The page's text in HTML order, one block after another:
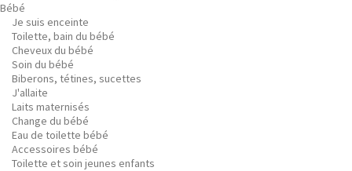
Bébé
Je suis enceinte
Toilette, bain du bébé
Cheveux du bébé
Soin du bébé
Biberons, tétines, sucettes
J'allaite
Laits maternisés
Change du bébé
Eau de toilette bébé
Accessoires bébé
Toilette et soin jeunes enfants